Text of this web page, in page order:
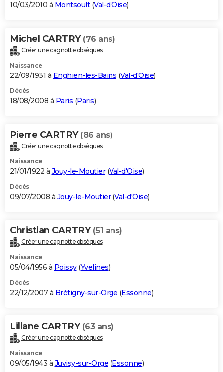
10/03/2010 à Montsoult(Val-d'Oise)
Michel CARTRY (76 ans)
Créer une cagnotte obsèques
Naissance
22/09/1931 à Enghien-les-Bains (Val-d'Oise)
Décès
18/08/2008 à Paris (Paris)
Pierre CARTRY (86 ans)
Créer une cagnotte obsèques
Naissance
21/01/1922 à Jouy-le-Moutier(Val-d'Oise)
Décès
09/07/2008 à Jouy-le-Moutier(Val-d'Oise)
Christian CARTRY (51 ans)
Créer une cagnotte obsèques
Naissance
05/04/1956 à Poissy(Yvelines)
Décès
22/12/2007 à Brétigny-sur-Orge (Essonne)
Liliane CARTRY (63 ans)
Créer une cagnotte obsèques
Naissance
09/05/1943 à Juvisy-sur-Orge (Essonne)